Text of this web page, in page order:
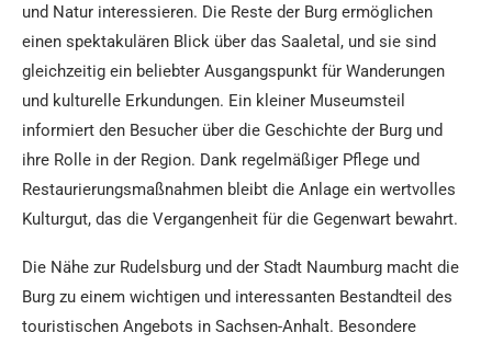
und Natur interessieren. Die Reste der Burg ermöglichen
einen spektakulären Blick über das Saaletal, und sie sind
gleichzeitig ein beliebter Ausgangspunkt für Wanderungen
und kulturelle Erkundungen. Ein kleiner Museumsteil
informiert den Besucher über die Geschichte der Burg und
ihre Rolle in der Region. Dank regelmäßiger Pflege und
Restaurierungsmaßnahmen bleibt die Anlage ein wertvolles
Kulturgut, das die Vergangenheit für die Gegenwart bewahrt.
Die Nähe zur Rudelsburg und der Stadt Naumburg macht die
Burg zu einem wichtigen und interessanten Bestandteil des
touristischen Angebots in Sachsen-Anhalt. Besondere